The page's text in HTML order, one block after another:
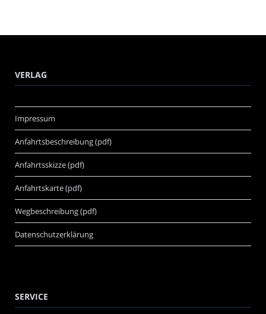
VERLAG
Impressum
Anfahrtsbeschreibung (pdf)
Anfahrtsskizze (pdf)
Anfahrtskarte (pdf)
Wegbeschreibung (pdf)
Datenschutzerklärung
SERVICE